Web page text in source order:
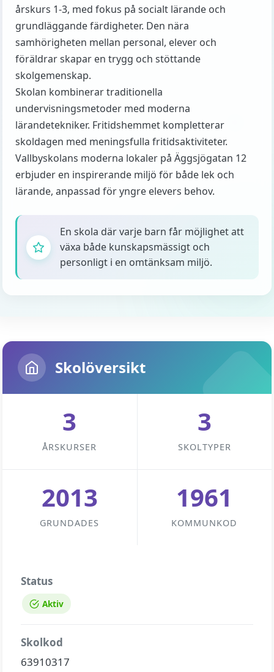
årskurs 1-3, med fokus på socialt lärande och
grundläggande färdigheter. Den nära
samhörigheten mellan personal, elever och
föräldrar skapar en trygg och stöttande
skolgemenskap.
Skolan kombinerar traditionella
undervisningsmetoder med moderna
lärandetekniker. Fritidshemmet kompletterar
skoldagen med meningsfulla fritidsaktiviteter.
Vallbyskolans moderna lokaler på Äggsjögatan 12
erbjuder en inspirerande miljö för både lek och
lärande, anpassad för yngre elevers behov.
En skola där varje barn får möjlighet att
växa både kunskapsmässigt och
personligt i en omtänksam miljö.
Skolöversikt
3
ÅRSKURSER
3
SKOLTYPER
2013
GRUNDADES
1961
KOMMUNKOD
Status
Aktiv
Skolkod
63910317